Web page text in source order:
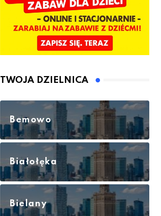
TWOJA DZIELNICA
Bemowo
Białołęka
Bielany